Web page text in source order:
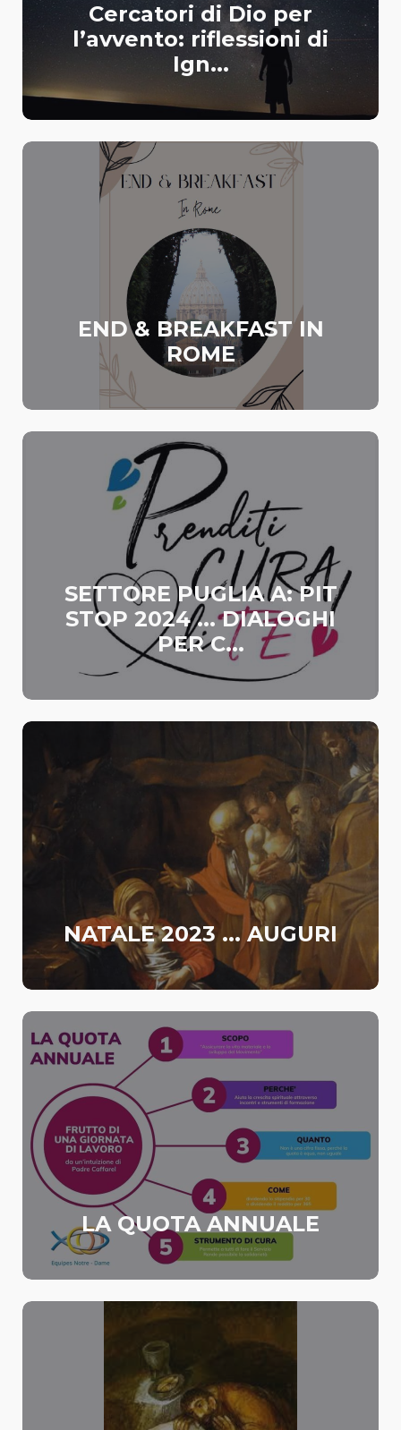
Cercatori di Dio per
l’avvento: riflessioni di
Ign...
END & BREAKFAST IN
ROME
SETTORE PUGLIA A: PIT
STOP 2024 ... DIALOGHI
PER C...
NATALE 2023 ... AUGURI
LA QUOTA ANNUALE